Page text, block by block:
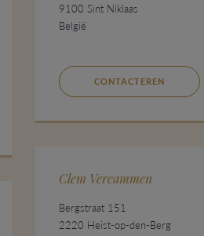
9100 Sint Niklaas
België
CONTACTEREN
Clem Vercammen
Bergstraat 151
2220 Heist-op-den-Berg